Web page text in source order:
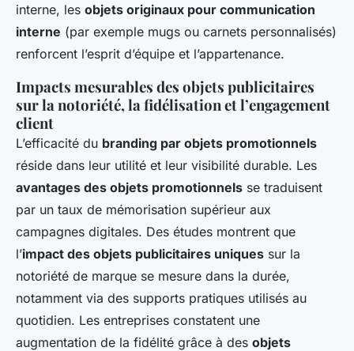
interne, les objets originaux pour communication
interne (par exemple mugs ou carnets personnalisés)
renforcent l’esprit d’équipe et l’appartenance.
Impacts mesurables des objets publicitaires
sur la notoriété, la fidélisation et l’engagement
client
L’efficacité du branding par objets promotionnels
réside dans leur utilité et leur visibilité durable. Les
avantages des objets promotionnels se traduisent
par un taux de mémorisation supérieur aux
campagnes digitales. Des études montrent que
l’impact des objets publicitaires uniques sur la
notoriété de marque se mesure dans la durée,
notamment via des supports pratiques utilisés au
quotidien. Les entreprises constatent une
augmentation de la fidélité grâce à des objets